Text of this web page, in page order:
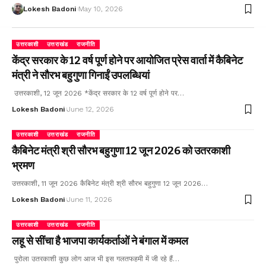
Lokesh Badoni May 10, 2026
उत्तरकाशी उत्तराखंड राजनीति
केंद्र सरकार के 12 वर्ष पूर्ण होने पर आयोजित प्रेस वार्ता में कैबिनेट
मंत्री ने सौरभ बहुगुणा गिनाईं उपलब्धियां
उत्तरकाशी, 12 जून 2026 *केंद्र सरकार के 12 वर्ष पूर्ण होने पर…
Lokesh Badoni June 12, 2026
उत्तरकाशी उत्तराखंड राजनीति
कैबिनेट मंत्री श्री सौरभ बहुगुणा 12 जून 2026 को उतरकाशी
भ्रमण
उत्तरकाशी, 11 जून 2026 कैबिनेट मंत्री श्री सौरभ बहुगुणा 12 जून 2026…
Lokesh Badoni June 11, 2026
उत्तरकाशी उत्तराखंड राजनीति
लहू से सींचा है भाजपा कार्यकर्ताओं ने बंगाल में कमल
पुरोला उतरकाशी कुछ लोग आज भी इस गलतफहमी में जी रहे हैं…